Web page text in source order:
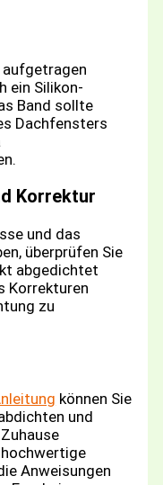
ein Silikon-
Band sollte
Dachfensters
Korrektur
und das
überprüfen Sie
abgedichtet
Korrekturen
zu
können Sie
und
Anweisungen